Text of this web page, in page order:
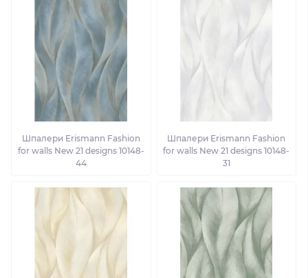
Шпалери Erismann Fashion
for walls New 21 designs 10148-
44
Шпалери Erismann Fashion
for walls New 21 designs 10148-
31